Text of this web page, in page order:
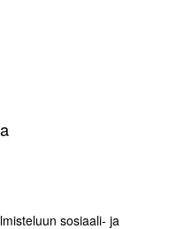
sosiaali- ja